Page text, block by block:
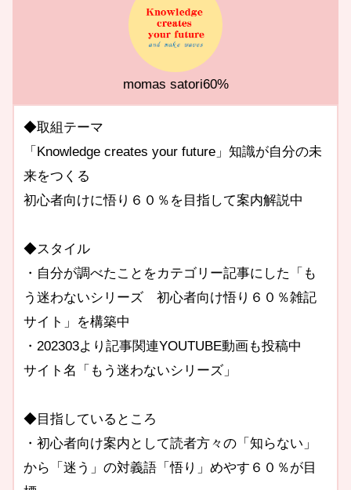
momas satori60%
◆取組テーマ
「Knowledge creates your future」知識が自分の未
来をつくる
初心者向けに悟り６０％を目指して案内解説中
◆スタイル
・自分が調べたことをカテゴリー記事にした「も
う迷わないシリーズ 初心者向け悟り６０％雑記
サイト」を構築中
・202303より記事関連YOUTUBE動画も投稿中
サイト名「もう迷わないシリーズ」
◆目指しているところ
・初心者向け案内として読者方々の「知らない」
から「迷う」の対義語「悟り」めやす６０％が目